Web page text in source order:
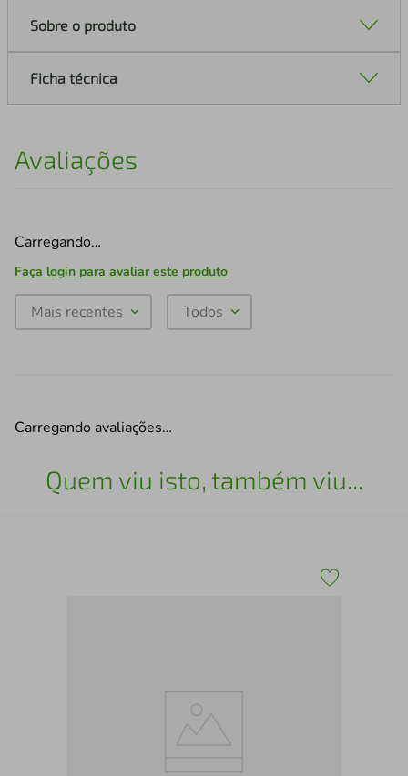
Sobre o produto
Ficha técnica
Avaliações
Carregando…
Faça login para avaliar este produto
Mais recentes Todos
Carregando avaliações…
Quem viu isto, também viu...